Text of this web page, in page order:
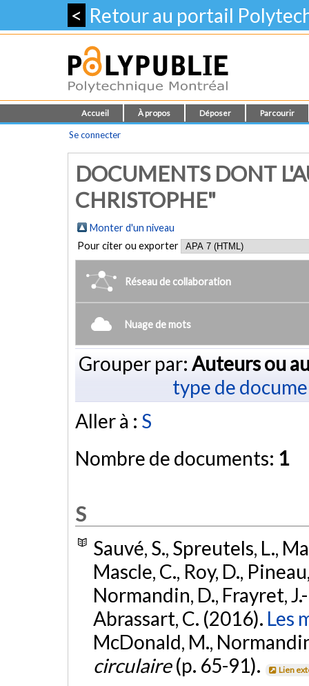
< Retour au portail
Accueil À propos Déposer Parcourir
Se connecter
DOCUMENTS DONT
CHRISTOPHE"
Monter d'un niveau
Pour citer ou exporter
Réseau de collaboration
Nuage de mots
Grouper par: Auteurs ou
type de
Aller à : S
Nombre de documents: 1
S
Sauvé, S., Spreutels, L.,
Mascle, C., Roy, D.,
Normandin, D., Frayret,
Abrassart, C. (2016). Les
McDonald, M.,
circulaire(p. 65-91). Lien